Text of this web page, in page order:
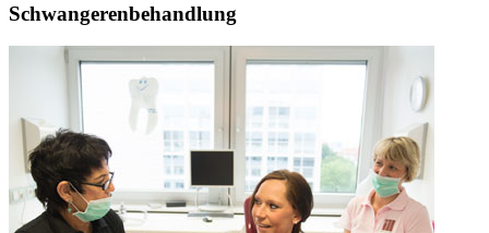
Schwangerenbehandlung